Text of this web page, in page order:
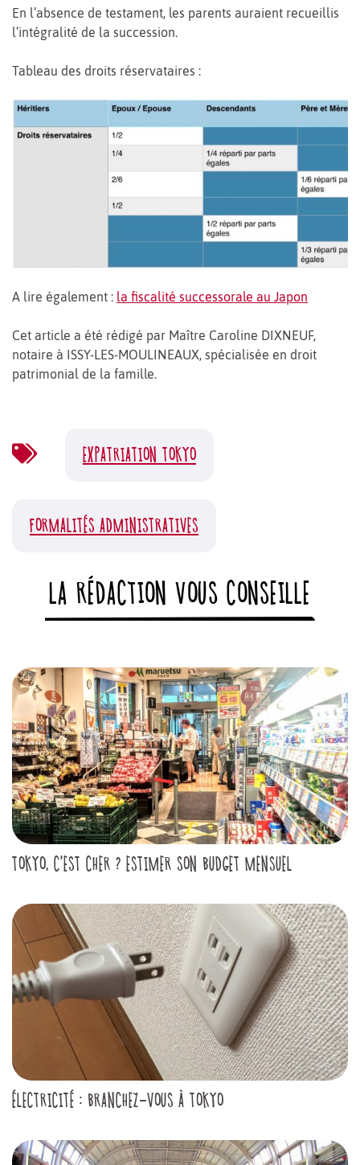
En l’absence de testament, les parents auraient recueillis
l’intégralité de la succession.
Tableau des droits réservataires :
A lire également : la fiscalité successorale au Japon
Cet article a été rédigé par Maître Caroline DIXNEUF,
notaire à ISSY-LES-MOULINEAUX, spécialisée en droit
patrimonial de la famille.
EXPATRIATION TOKYO
FORMALITÉS ADMINISTRATIVES
LA RÉDACTION VOUS CONSEILLE
TOKYO, C'EST CHER ? ESTIMER SON BUDGET MENSUEL
ÉLECTRICITÉ : BRANCHEZ-VOUS À TOKYO